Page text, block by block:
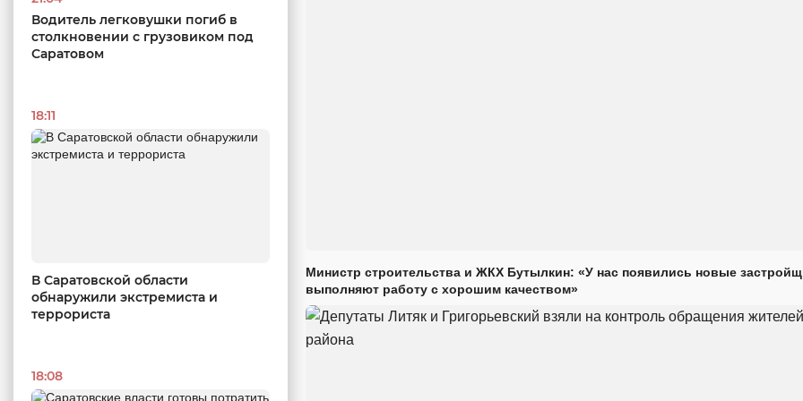
Водитель легковушки погиб в
столкновении с грузовиком под
Саратовом
18:11
В Саратовской области
обнаружили экстремиста и
террориста
18:08
Министр строительства и ЖКХ Бутылкин: «У нас появились новые
выполняют работу с хорошим качеством»